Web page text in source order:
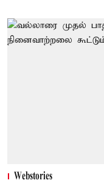
Webstories